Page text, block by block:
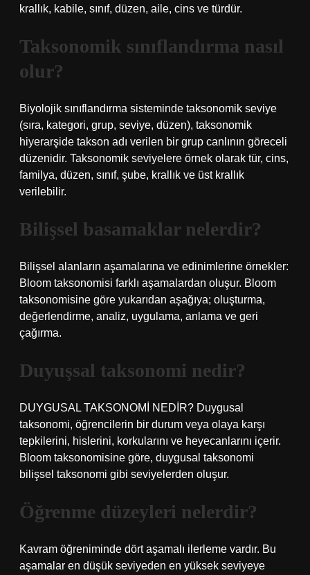
krallık, kabile, sınıf, düzen, aile, cins ve türdür.
Taksonomik sınıflandırma nasıl
olur?
Biyolojik sınıflandırma sisteminde taksonomik seviye
(sıra, kategori, grup, seviye, düzen), taksonomik
hiyerarşide takson adı verilen bir grup canlının göreceli
düzenidir. Taksonomik seviyelere örnek olarak tür, cins,
familya, düzen, sınıf, şube, krallık ve üst krallık
verilebilir.
Bilişsel basamaklar nelerdir?
Bilişsel alanların aşamalarına ve edinimlerine örnekler:
Bloom taksonomisi farklı aşamalardan oluşur. Bloom
taksonomisine göre yukarıdan aşağıya; oluşturma,
değerlendirme, analiz, uygulama, anlama ve geri
çağırma.
Duyuşsal taksonomi nedir?
DUYGUSAL TAKSONOMİ NEDİR? Duygusal
taksonomi, öğrencilerin bir durum veya olaya karşı
tepkilerini, hislerini, korkularını ve heyecanlarını içerir.
Bloom taksonomisine göre, duygusal taksonomi
bilişsel taksonomi gibi seviyelerden oluşur.
Öğrenme düzeyleri nelerdir?
Kavram öğreniminde dört aşamalı ilerleme vardır. Bu
aşamalar en düşük seviyeden en yüksek seviyeye